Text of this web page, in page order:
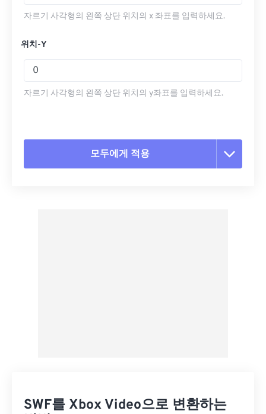
자르기 사각형의 왼쪽 상단 위치의 x 좌표를 입력하세요.
위치-Y
자르기 사각형의 왼쪽 상단 위치의 y좌표를 입력하세요.
모두에게 적용
SWF를 Xbox Video으로 변환하는